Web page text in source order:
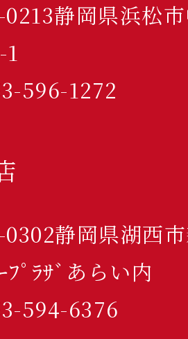
0213静岡県浜松
1
596-1272
0302静岡県湖西
ﾌﾟﾗｻﾞあらい内
594-6376